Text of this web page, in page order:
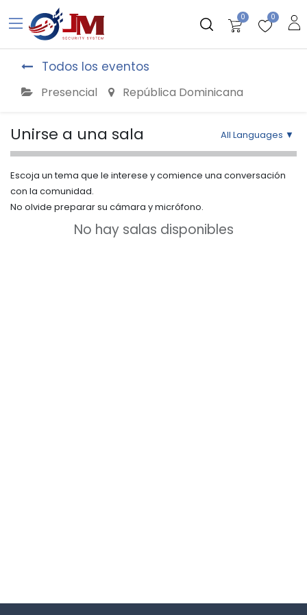
0 0
Todos los eventos
Presencial República Dominicana
Unirse a una sala All Languages ▼
Escoja un tema que le interese y comience una conversación
con la comunidad.
No olvide preparar su cámara y micrófono.
No hay salas disponibles